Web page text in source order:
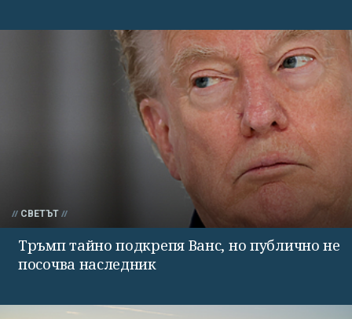
СВЕТЪТ
Тръмп тайно подкрепя Ванс, но публично не
посочва наследник